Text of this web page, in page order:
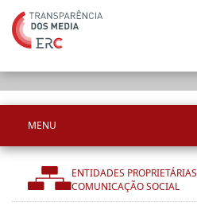
MENU
ENTIDADES
COMUNICAÇÃO SOCIAL